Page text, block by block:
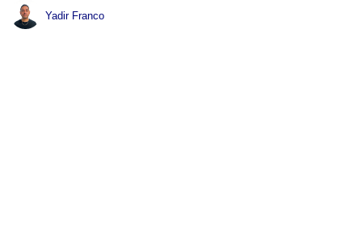
Yadir Franco